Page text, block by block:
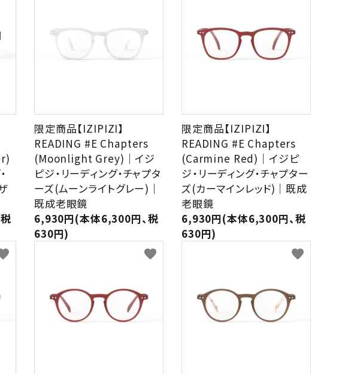
限定商品【IZIPIZI】
READING #E Chapters
(Moonlight Grey)｜イジ
ピジ・リーディング・チャプタ
ーズ(ムーンライトグレー)｜
既成老眼鏡
6,930円(本体6,300円、税
630円)
限定商品【IZIPIZI】
READING #E Chapters
(Carmine Red)｜イジピ
ジ・リーディング・チャプター
ズ(カーマインレッド)｜既成
老眼鏡
6,930円(本体6,300円、税
630円)
favorite favorite